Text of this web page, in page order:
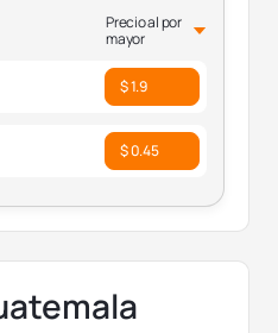
Precio al por
mayor
$ 1.9
$ 0.45